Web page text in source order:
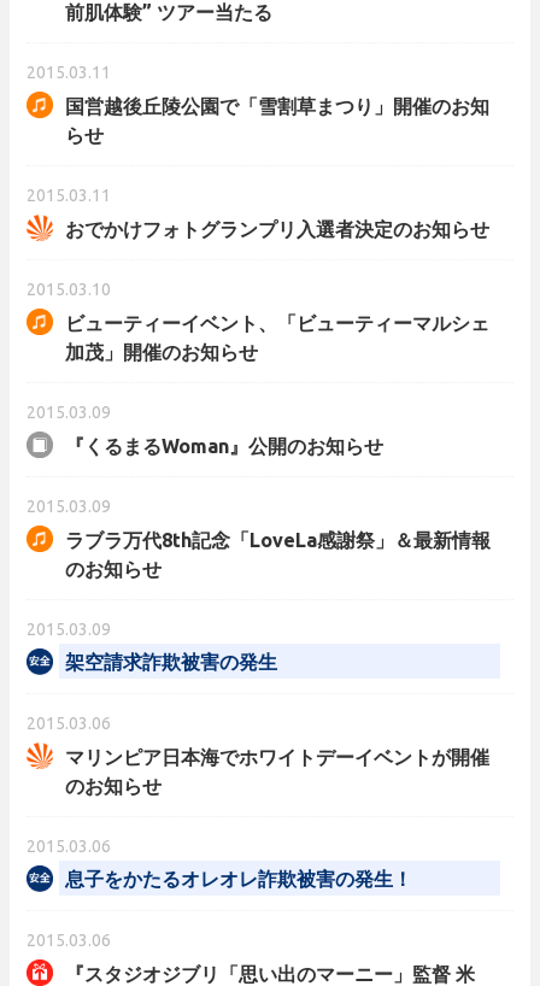
前肌体験” ツアー当たる
2015.03.11
国営越後丘陵公園で「雪割草まつり」開催のお知
らせ
2015.03.11
おでかけフォトグランプリ入選者決定のお知らせ
2015.03.10
ビューティーイベント、「ビューティーマルシェ
加茂」開催のお知らせ
2015.03.09
『くるまるWoman』公開のお知らせ
2015.03.09
ラブラ万代8th記念「LoveLa感謝祭」＆最新情報
のお知らせ
2015.03.09
架空請求詐欺被害の発生
2015.03.06
マリンピア日本海でホワイトデーイベントが開催
のお知らせ
2015.03.06
息子をかたるオレオレ詐欺被害の発生！
2015.03.06
『スタジオジブリ「思い出のマーニー」監督 米